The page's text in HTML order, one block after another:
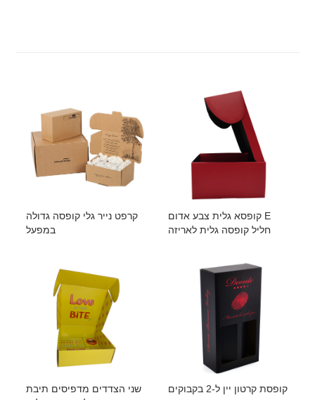
קרפט נייר גלי קופסה גדולה
במפעל
קופסא גלית צבע אדום E
חליל קופסה גלית לאריזה
שני הצדדים מדפיסים תיבת
קופסת קרטון יין ל-2 בקבוקים